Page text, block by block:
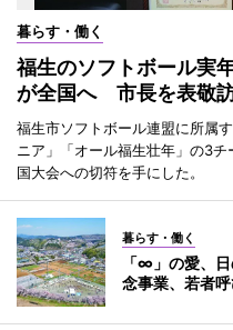
暮らす・働く
福生のソフトボール実
が全国へ 市長を表敬
福生市ソフトボール連盟に所属
ニア」「オール福生壮年」の3
国大会への切符を手にした。
暮らす・働く
「∞」の愛、
念事業、若者